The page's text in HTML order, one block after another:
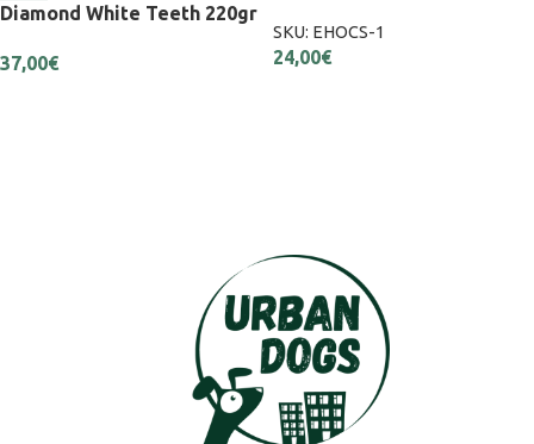
Diamond White Teeth 220gr
37,00€
SKU: EHOCS-1
24,00€